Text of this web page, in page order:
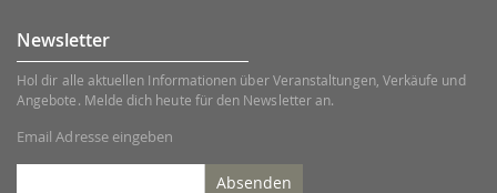
Newsletter
Hol dir alle aktuellen Informationen über Veranstaltungen, Verkäufe und
Angebote. Melde dich heute für den Newsletter an.
Email Adresse eingeben
Absenden